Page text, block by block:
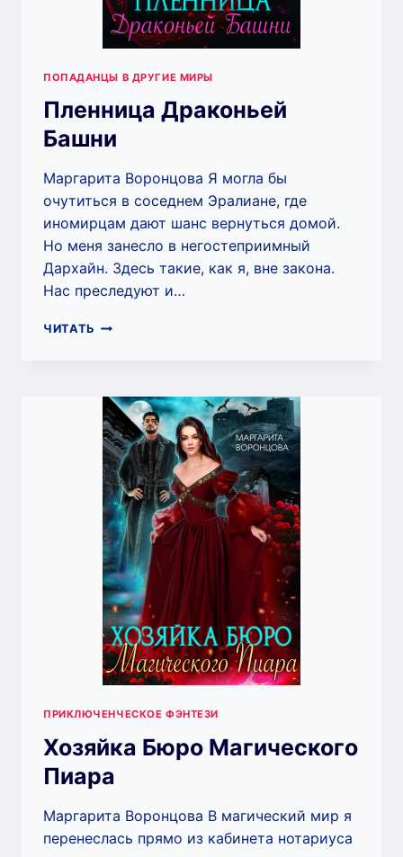
ПОПАДАНЦЫ В ДРУГИЕ МИРЫ
Пленница Драконьей
Башни
Маргарита Воронцова Я могла бы
очутиться в соседнем Эралиане, где
иномирцам дают шанс вернуться домой.
Но меня занесло в негостеприимный
Дархайн. Здесь такие, как я, вне закона.
Нас преследуют и…
ЧИТАТЬ ПЛЕННИЦА
ПРИКЛЮЧЕНЧЕСКОЕ ФЭНТЕЗИ
Хозяйка Бюро Магического
Пиара
Маргарита Воронцова В магический мир я
перенеслась прямо из кабинета нотариуса